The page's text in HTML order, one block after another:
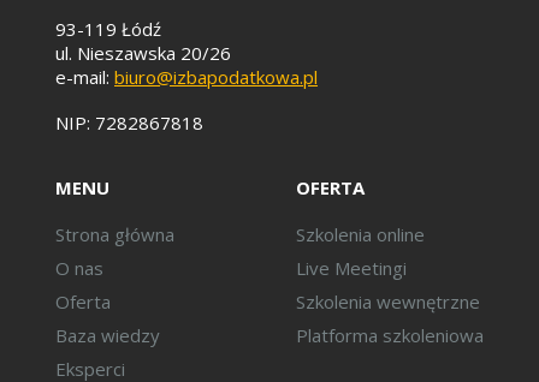
93-119 Łódź
ul. Nieszawska 20/26
e-mail: biuro@izbapodatkowa.pl
NIP: 7282867818
MENU
Strona główna
O nas
Oferta
Baza wiedzy
Eksperci
OFERTA
Szkolenia online
Live Meetingi
Szkolenia wewnętrzne
Platforma szkoleniowa